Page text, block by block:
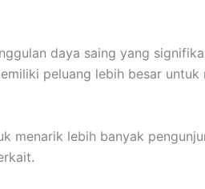
daya saing yang
peluang lebih besar
menarik lebih banyak